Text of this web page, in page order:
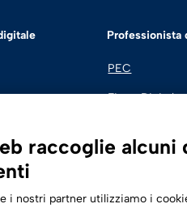
Professionista
PEC
Firma Digitale
SPID | Identità
raccoglie alcuni
i nostri partner utilizziamo i